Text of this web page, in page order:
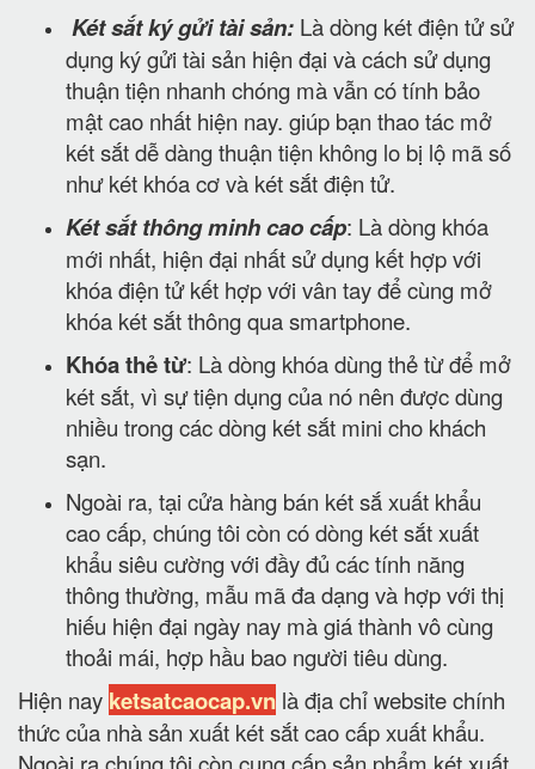
Két sắt ký gửi tài sản: Là dòng két điện tử sử
dụng ký gửi tài sản hiện đại và cách sử dụng
thuận tiện nhanh chóng mà vẫn có tính bảo
mật cao nhất hiện nay. giúp bạn thao tác mở
két sắt dễ dàng thuận tiện không lo bị lộ mã số
như két khóa cơ và két sắt điện tử.
Két sắt thông minh cao cấp: Là dòng khóa
mới nhất, hiện đại nhất sử dụng kết hợp với
khóa điện tử kết hợp với vân tay để cùng mở
khóa két sắt thông qua smartphone.
Khóa thẻ từ: Là dòng khóa dùng thẻ từ để mở
két sắt, vì sự tiện dụng của nó nên được dùng
nhiều trong các dòng két sắt mini cho khách
sạn.
Ngoài ra, tại cửa hàng bán két sắ xuất khẩu
cao cấp, chúng tôi còn có dòng két sắt xuất
khẩu siêu cường với đầy đủ các tính năng
thông thường, mẫu mã đa dạng và hợp với thị
hiếu hiện đại ngày nay mà giá thành vô cùng
thoải mái, hợp hầu bao người tiêu dùng.
Hiện nay ketsatcaocap.vn là địa chỉ website chính
thức của nhà sản xuất két sắt cao cấp xuất khẩu.
Ngoài ra chúng tôi còn cung cấp sản phẩm két xuất